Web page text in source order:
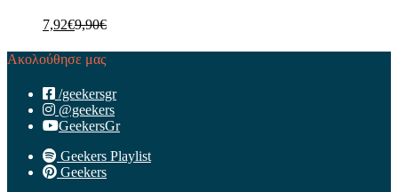
7,92€9,90€
Ακολούθησε μας
/geekersgr
@geekers
GeekersGr
Geekers Playlist
Geekers